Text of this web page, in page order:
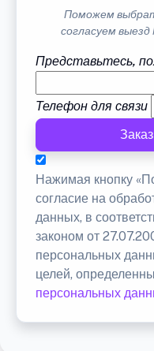
Поможем
согласуем
Представьтесь,
Телефон для связи
Нажимая кнопку
согласие на
данных, в
законом от
персональных
целей,
персональных